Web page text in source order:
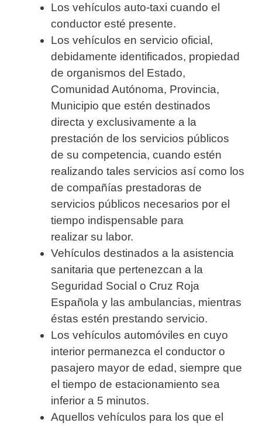
Los vehículos auto-taxi cuando el
conductor esté presente.
Los vehículos en servicio oficial,
debidamente identificados, propiedad
de organismos del Estado,
Comunidad Autónoma, Provincia,
Municipio que estén destinados
directa y exclusivamente a la
prestación de los servicios públicos
de su competencia, cuando estén
realizando tales servicios así como los
de compañías prestadoras de
servicios públicos necesarios por el
tiempo indispensable para
realizar su labor.
Vehículos destinados a la asistencia
sanitaria que pertenezcan a la
Seguridad Social o Cruz Roja
Española y las ambulancias, mientras
éstas estén prestando servicio.
Los vehículos automóviles en cuyo
interior permanezca el conductor o
pasajero mayor de edad, siempre que
el tiempo de estacionamiento sea
inferior a 5 minutos.
Aquellos vehículos para los que el